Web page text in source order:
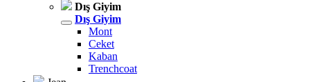
Dış Giyim
Dış Giyim
Mont
Ceket
Kaban
Trenchcoat